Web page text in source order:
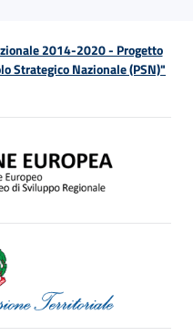
2014-2020 - Progetto
Strategico Nazionale (PSN)"